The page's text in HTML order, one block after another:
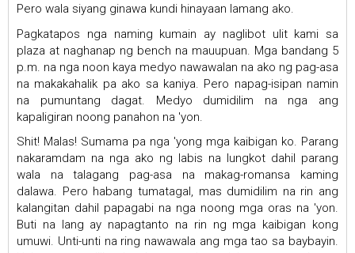
Pero wala siyang ginawa kundi hinayaan lamang ako.
Pagkatapos nga naming kumain ay naglibot ulit kami sa
plaza at naghanap ng bench na mauupuan. Mga bandang 5
p.m. na nga noon kaya medyo nawawalan na ako ng pag-asa
na makakahalik pa ako sa kaniya. Pero napag-isipan namin
na pumuntang dagat. Medyo dumidilim na nga ang
kapaligiran noong panahon na 'yon.
Shit! Malas! Sumama pa nga 'yong mga kaibigan ko. Parang
nakaramdam na nga ako ng labis na lungkot dahil parang
wala na talagang pag-asa na makag-romansa kaming
dalawa. Pero habang tumatagal, mas dumidilim na rin ang
kalangitan dahil papagabi na nga noong mga oras na 'yon.
Buti na lang ay napagtanto na rin ng mga kaibigan kong
umuwi. Unti-unti na ring nawawala ang mga tao sa baybayin.